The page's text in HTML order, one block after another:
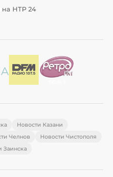
на НТР 24
Новости Казани
Челнов
Новости Чистополя
Заинска